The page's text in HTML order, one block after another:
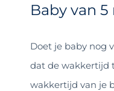
Baby van
Doet je baby nog
dat de wakkertijd
wakkertijd van je